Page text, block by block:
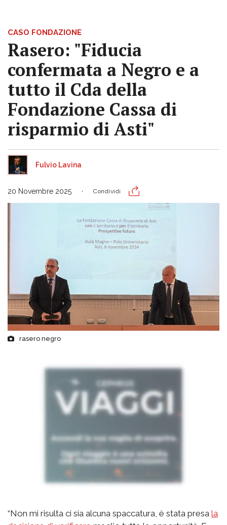
CASO FONDAZIONE
Rasero: "Fiducia
confermata a Negro e a
tutto il Cda della
Fondazione Cassa di
risparmio di Asti"
Fulvio Lavina
20 Novembre 2025 Condividi
rasero negro
“Non mi risulta ci sia alcuna spaccatura, è stata presa la